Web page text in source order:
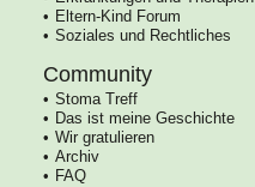
Eltern-Kind Forum
Soziales und Rechtliches
Community
Stoma Treff
Das ist meine Geschichte
Wir gratulieren
Archiv
FAQ